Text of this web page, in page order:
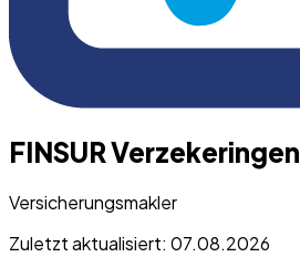
FINSUR Verzekeringen
Versicherungsmakler
Zuletzt aktualisiert: 07.08.2026